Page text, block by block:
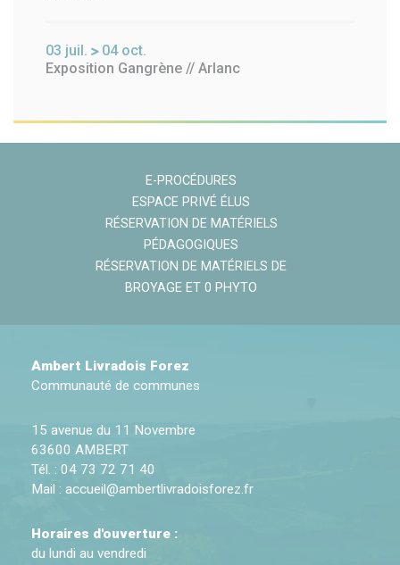
03 juil. 04 oct.
Exposition Gangrène // Arlanc
E-PROCÉDURES
ESPACE PRIVÉ ÉLUS
RÉSERVATION DE MATÉRIELS
PÉDAGOGIQUES
RÉSERVATION DE MATÉRIELS DE
BROYAGE ET 0 PHYTO
Ambert Livradois Forez
Communauté de communes
15 avenue du 11 Novembre
63600 AMBERT
Tél. : 04 73 72 71 40
Mail : accueil@ambertlivradoisforez.fr
Horaires d'ouverture :
du lundi au vendredi